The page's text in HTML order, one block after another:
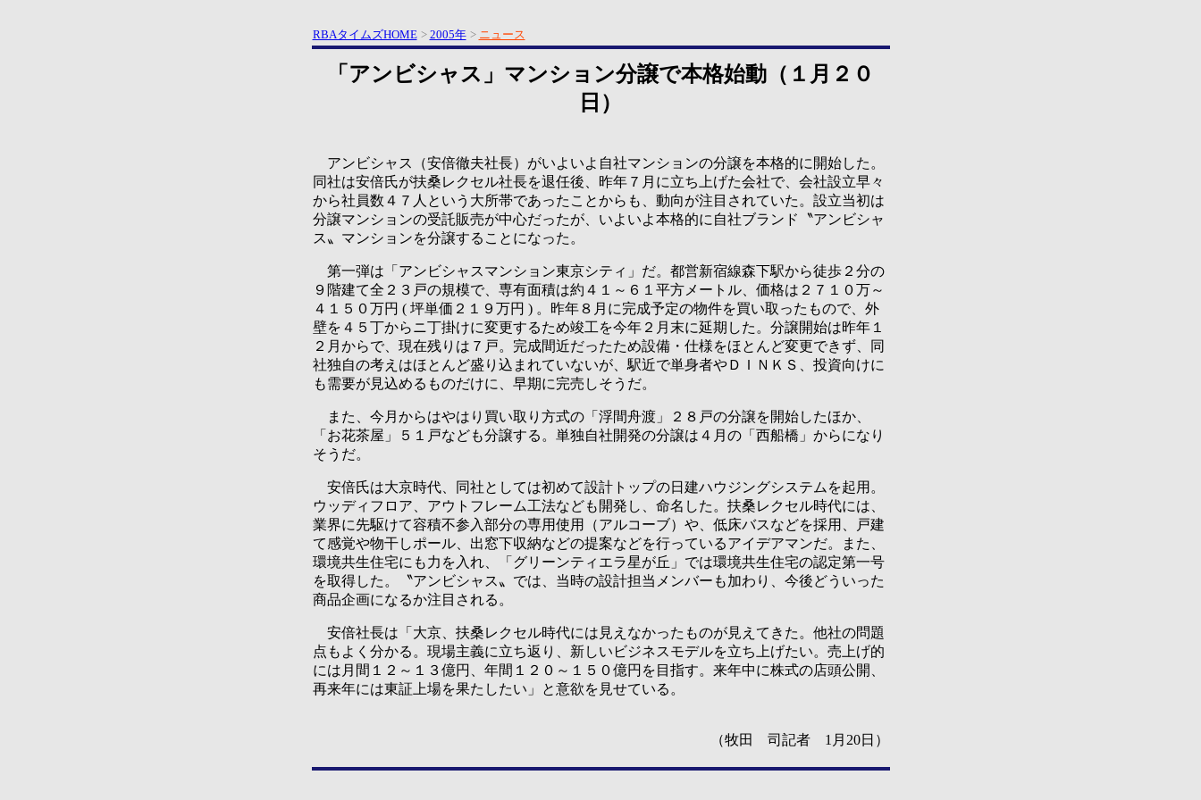
RBAタイムズHOME > 2005年 > ニュース
「アンビシャス」マンション分譲で本格始動（１月２０
日）
アンビシャス（安倍徹夫社長）がいよいよ自社マンションの分譲を本格的に開始した。
同社は安倍氏が扶桑レクセル社長を退任後、昨年７月に立ち上げた会社で、会社設立早々
から社員数４７人という大所帯であったことからも、動向が注目されていた。設立当初は
分譲マンションの受託販売が中心だったが、いよいよ本格的に自社ブランド〝アンビシャ
ス〟マンションを分譲することになった。
第一弾は「アンビシャスマンション東京シティ」だ。都営新宿線森下駅から徒歩２分の
９階建て全２３戸の規模で、専有面積は約４１～６１平方メートル、価格は２７１０万～
４１５０万円 ( 坪単価２１９万円 ) 。昨年８月に完成予定の物件を買い取ったもので、外
壁を４５丁からニ丁掛けに変更するため竣工を今年２月末に延期した。分譲開始は昨年１
２月からで、現在残りは７戸。完成間近だったため設備・仕様をほとんど変更できず、同
社独自の考えはほとんど盛り込まれていないが、駅近で単身者やＤＩＮＫＳ、投資向けに
も需要が見込めるものだけに、早期に完売しそうだ。
また、今月からはやはり買い取り方式の「浮間舟渡」２８戸の分譲を開始したほか、
「お花茶屋」５１戸なども分譲する。単独自社開発の分譲は４月の「西船橋」からになり
そうだ。
安倍氏は大京時代、同社としては初めて設計トップの日建ハウジングシステムを起用。
ウッディフロア、アウトフレーム工法なども開発し、命名した。扶桑レクセル時代には、
業界に先駆けて容積不参入部分の専用使用（アルコーブ）や、低床バスなどを採用、戸建
て感覚や物干しポール、出窓下収納などの提案などを行っているアイデアマンだ。また、
環境共生住宅にも力を入れ、「グリーンティエラ星が丘」では環境共生住宅の認定第一号
を取得した。〝アンビシャス〟では、当時の設計担当メンバーも加わり、今後どういった
商品企画になるか注目される。
安倍社長は「大京、扶桑レクセル時代には見えなかったものが見えてきた。他社の問題
点もよく分かる。現場主義に立ち返り、新しいビジネスモデルを立ち上げたい。売上げ的
には月間１２～１３億円、年間１２０～１５０億円を目指す。来年中に株式の店頭公開、
再来年には東証上場を果たしたい」と意欲を見せている。
（牧田 司記者 1月20日）